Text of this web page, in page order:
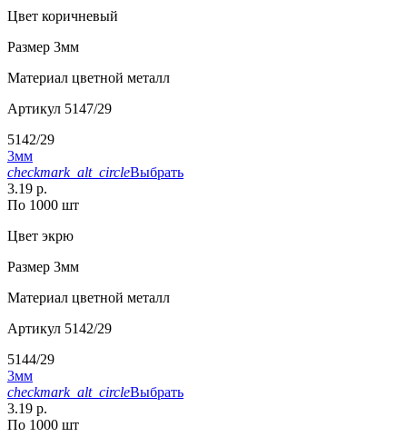
Цвет коричневый
Размер 3мм
Материал цветной металл
Артикул 5147/29
5142/29
3мм
checkmark_alt_circleВыбрать
3.19 р.
По 1000 шт
Цвет экрю
Размер 3мм
Материал цветной металл
Артикул 5142/29
5144/29
3мм
checkmark_alt_circleВыбрать
3.19 р.
По 1000 шт